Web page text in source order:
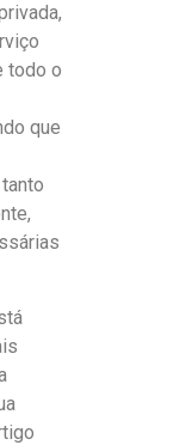
todo o
que
tanto